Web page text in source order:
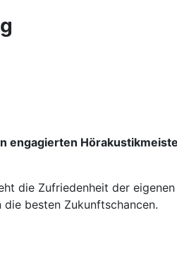
engagierten
die Zufriedenheit der
besten Zukunftschancen.